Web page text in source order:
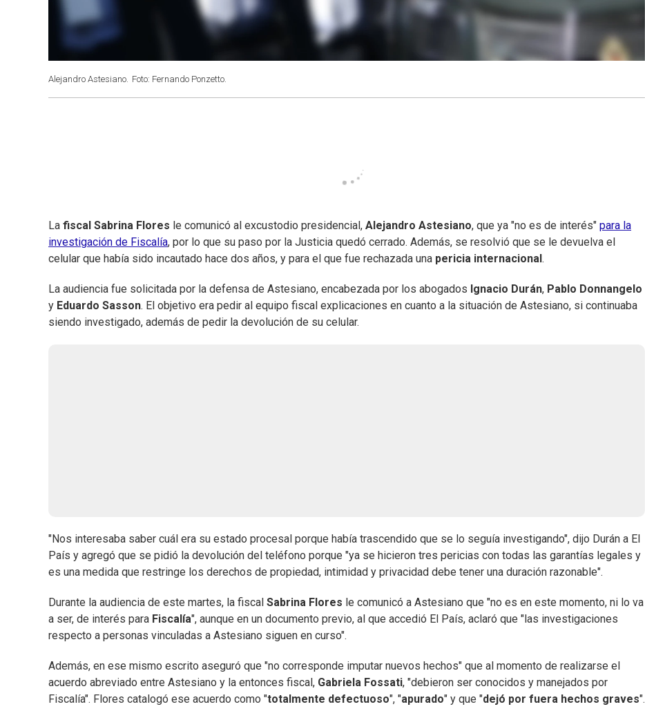
Alejandro Astesiano. Foto: Fernando Ponzetto.
La fiscal Sabrina Flores le comunicó al excustodio presidencial, Alejandro Astesiano, que ya "no es de interés" para la
investigación de Fiscalía, por lo que su paso por la Justicia quedó cerrado. Además, se resolvió que se le devuelva el
celular que había sido incautado hace dos años, y para el que fue rechazada una pericia internacional .
La audiencia fue solicitada por la defensa de Astesiano, encabezada por los abogados Ignacio Durán, Pablo Donnangelo
y Eduardo Sasson. El objetivo era pedir al equipo fiscal explicaciones en cuanto a la situación de Astesiano, si continuaba
siendo investigado, además de pedir la devolución de su celular.
"Nos interesaba saber cuál era su estado procesal porque había trascendido que se lo seguía investigando", dijo Durán a El
País y agregó que se pidió la devolución del teléfono porque "ya se hicieron tres pericias con todas las garantías legales y
es una medida que restringe los derechos de propiedad, intimidad y privacidad debe tener una duración razonable".
Durante la audiencia de este martes, la fiscal Sabrina Flores le comunicó a Astesiano que "no es en este momento, ni lo va
a ser, de interés para Fiscalía", aunque en un documento previo, al que accedió El País, aclaró que "las investigaciones
respecto a personas vinculadas a Astesiano siguen en curso".
Además, en ese mismo escrito aseguró que "no corresponde imputar nuevos hechos" que al momento de realizarse el
acuerdo abreviado entre Astesiano y la entonces fiscal, Gabriela Fossati, "debieron ser conocidos y manejados por
Fiscalía". Flores catalogó ese acuerdo como "totalmente defectuoso", "apurado" y que "dejó por fuera hechos graves".